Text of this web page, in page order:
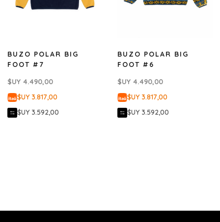
BUZO POLAR BIG
FOOT #7
$UY 4.490,00
$UY 3.817,00
$UY 3.592,00
BUZO POLAR BIG
FOOT #6
$UY 4.490,00
$UY 3.817,00
$UY 3.592,00